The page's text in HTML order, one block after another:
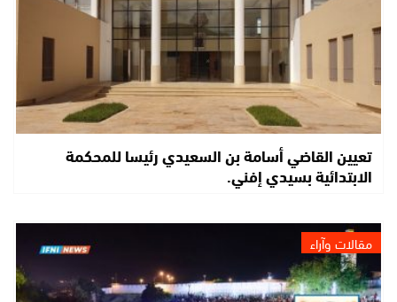
تعيين القاضي أسامة بن السعيدي رئيسا للمحكمة
الابتدائية بسيدي إفني.
مقالات وآراء